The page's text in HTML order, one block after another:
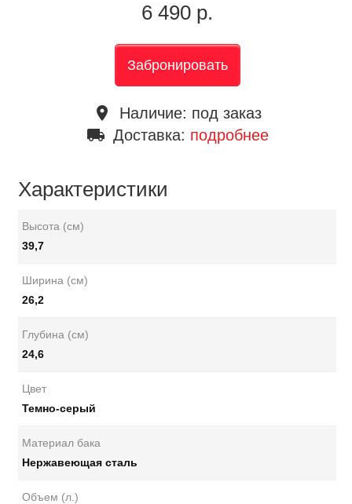
6 490 р.
Забронировать
place Наличие: под заказ
local_shipping Доставка: подробнее
Характеристики
Высота (см)
39,7
Ширина (см)
26,2
Глубина (см)
24,6
Цвет
Темно-серый
Материал бака
Нержавеющая сталь
Объем (л.)